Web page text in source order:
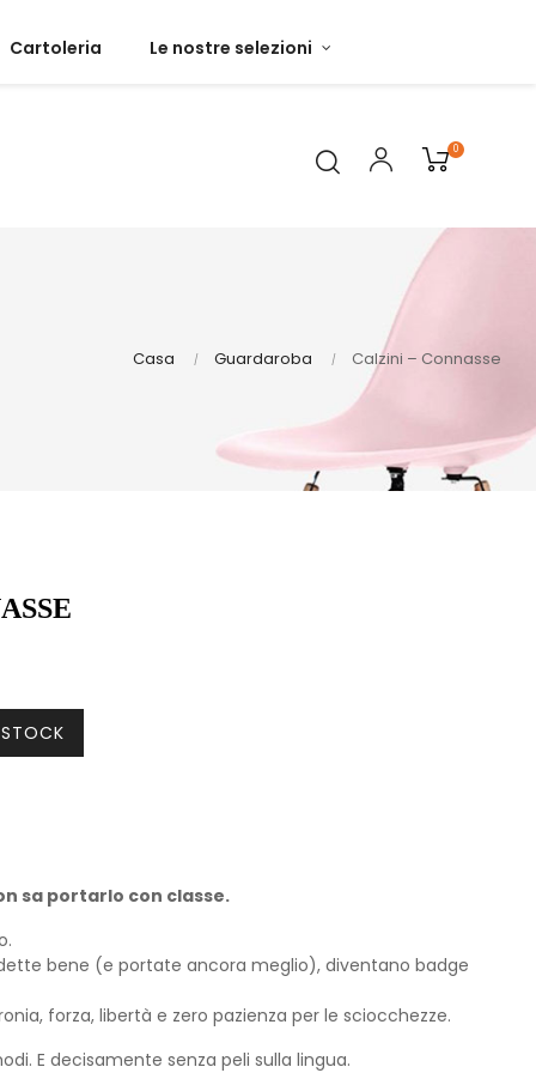
Cartoleria Le nostre selezioni
0
Casa Guardaroba Calzini – Connasse
sa portarlo con classe.
bene (e portate ancora meglio), diventano badge
forza, libertà e zero pazienza per le sciocchezze.
E decisamente senza peli sulla lingua.